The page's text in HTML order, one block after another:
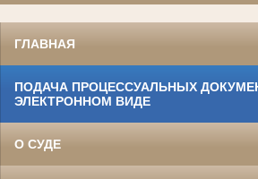
ГЛАВНАЯ
ПОДАЧА ПРОЦЕССУАЛЬНЫХ
ЭЛЕКТРОННОМ ВИДЕ
О СУДЕ